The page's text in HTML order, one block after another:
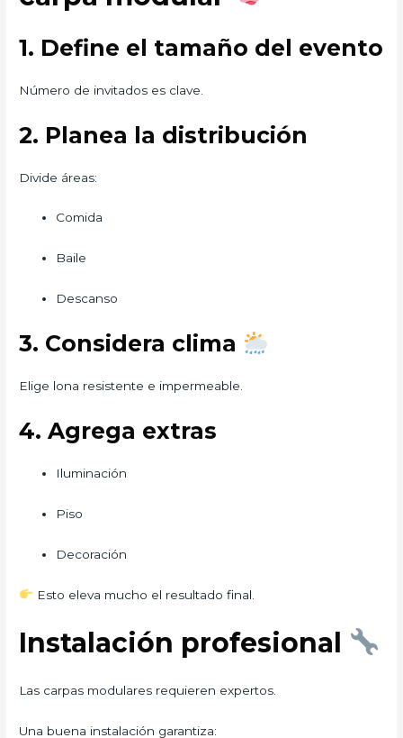
1. Define el tamaño del evento
Número de invitados es clave.
2. Planea la distribución
Divide áreas:
Comida
Baile
Descanso
3. Considera clima
Elige lona resistente e impermeable.
4. Agrega extras
Iluminación
Piso
Decoración
Esto eleva mucho el resultado final.
Instalación profesional
Las carpas modulares requieren expertos.
Una buena instalación garantiza: